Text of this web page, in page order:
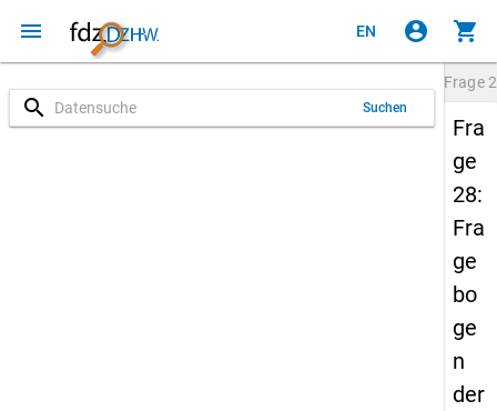
menu EN account_circle shopping_cart
search Suchen
Frage
Fra
ge
28:
Fra
ge
bo
ge
n
der